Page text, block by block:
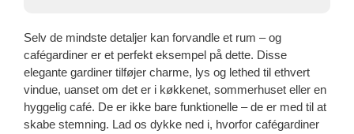
Selv de mindste detaljer kan forvandle et rum – og
cafégardiner er et perfekt eksempel på dette. Disse
elegante gardiner tilføjer charme, lys og lethed til ethvert
vindue, uanset om det er i køkkenet, sommerhuset eller en
hyggelig café. De er ikke bare funktionelle – de er med til at
skabe stemning. Lad os dykke ned i, hvorfor cafégardiner